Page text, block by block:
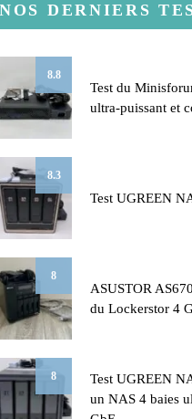
NOS DERNIERS
8.8
Test du
ultra-puissant et
8.3
Test UGREEN
8
ASUSTOR
du Lockerstor 4
8
Test UGREEN
un NAS 4 baies